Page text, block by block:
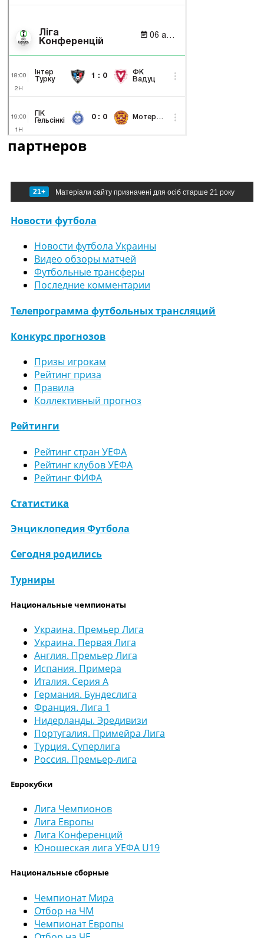
партнеров
21+ Матеріали сайту призначені для осіб старше 21 року
Новости футбола
Новости футбола Украины
Видео обзоры матчей
Футбольные трансферы
Последние комментарии
Телепрограмма футбольных трансляций
Конкурс прогнозов
Призы игрокам
Рейтинг приза
Правила
Коллективный прогноз
Рейтинги
Рейтинг стран УЕФА
Рейтинг клубов УЕФА
Рейтинг ФИФА
Статистика
Энциклопедия Футбола
Сегодня родились
Турниры
Национальные чемпионаты
Украина. Премьер Лига
Украина. Первая Лига
Англия. Премьер Лига
Испания. Примера
Италия. Серия А
Германия. Бундеслига
Франция. Лига 1
Нидерланды. Эредивизи
Португалия. Примейра Лига
Турция. Суперлига
Россия. Премьер-лига
Еврокубки
Лига Чемпионов
Лига Европы
Лига Конференций
Юношеская лига УЕФА U19
Национальные сборные
Чемпионат Мира
Отбор на ЧМ
Чемпионат Европы